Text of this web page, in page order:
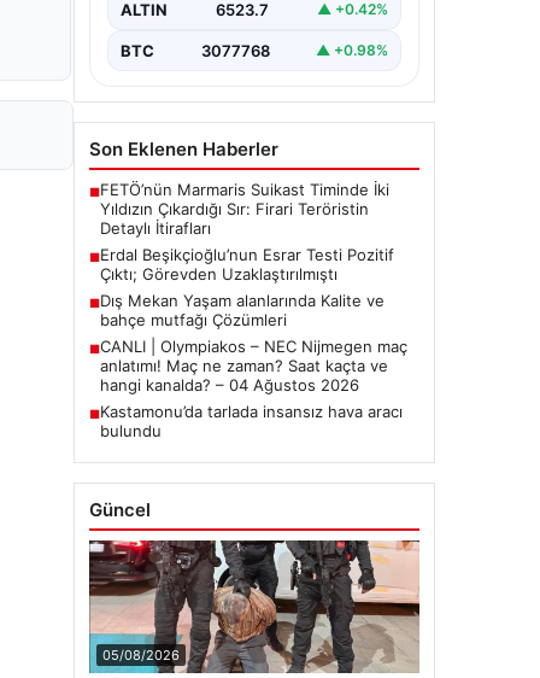
Belediye Başkanı Erdal
ALTIN 6523.7 ▲ +0.42%
BTC 3077768 ▲ +0.98%
Son Eklenen Haberler
■FETÖ’nün Marmaris Suikast Timinde İki
Yıldızın Çıkardığı Sır: Firari Teröristin
Detaylı İtirafları
■Erdal Beşikçioğlu’nun Esrar Testi Pozitif
Çıktı; Görevden Uzaklaştırılmıştı
■Dış Mekan Yaşam alanlarında Kalite ve
bahçe mutfağı Çözümleri
■CANLI | Olympiakos – NEC Nijmegen maç
anlatımı! Maç ne zaman? Saat kaçta ve
hangi kanalda? – 04 Ağustos 2026
■Kastamonu’da tarlada insansız hava aracı
bulundu
Güncel
05/08/2026